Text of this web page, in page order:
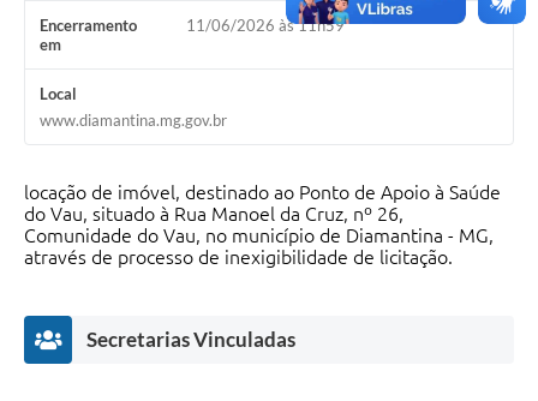
Encerramento
em
11/06/2026 às 11h59
Local
www.diamantina.mg.gov.br
locação de imóvel, destinado ao Ponto de Apoio à Saúde
do Vau, situado à Rua Manoel da Cruz, nº 26,
Comunidade do Vau, no município de Diamantina - MG,
através de processo de inexigibilidade de licitação.
Secretarias Vinculadas